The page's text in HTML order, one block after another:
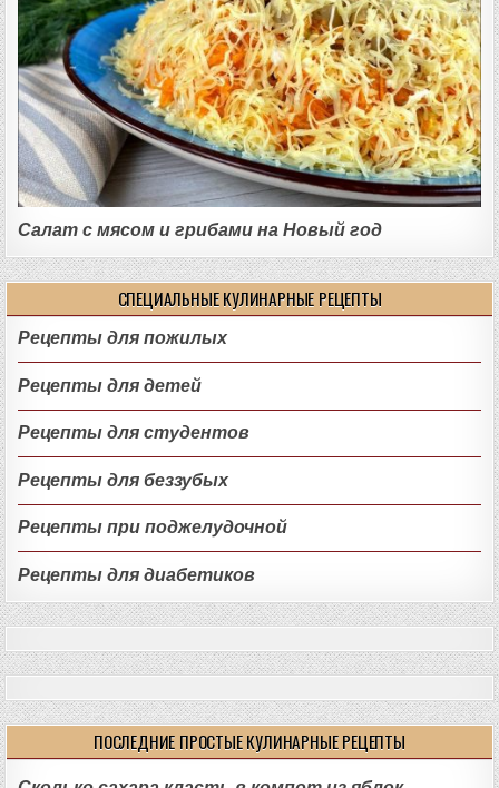
Салат с мясом и грибами на Новый год
СПЕЦИАЛЬНЫЕ КУЛИНАРНЫЕ РЕЦЕПТЫ
Рецепты для пожилых
Рецепты для детей
Рецепты для студентов
Рецепты для беззубых
Рецепты при поджелудочной
Рецепты для диабетиков
ПОСЛЕДНИЕ ПРОСТЫЕ КУЛИНАРНЫЕ РЕЦЕПТЫ